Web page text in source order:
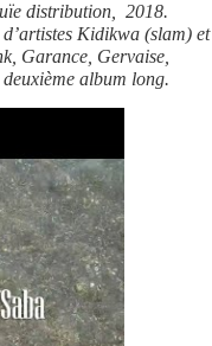
distribution, 2018.
Kidikwa (slam) et
Garance, Gervaise,
album long.